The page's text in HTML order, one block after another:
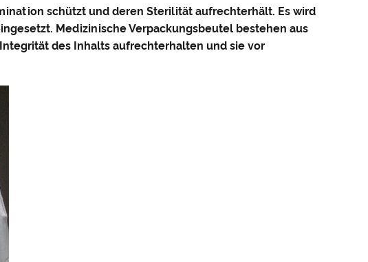
schützt und deren Sterilität aufrechterhält. Es wird
Medizinische Verpackungsbeutel bestehen aus
des Inhalts aufrechterhalten und sie vor